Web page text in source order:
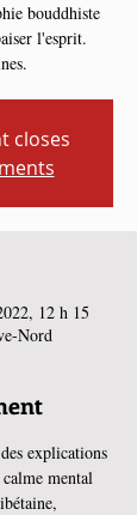
bouddhiste
l'esprit.
closes
12 h 15
Nord
explications
mental